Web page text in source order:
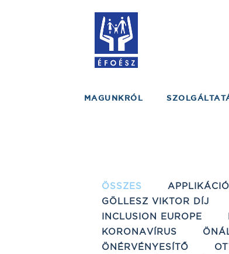
MAGUNKRÓL
ÖSSZES APPLIKÁCIÓ
GÖLLESZ VIKTOR DÍJ
INCLUSION EUROPE
KORONAVÍRUS
ÖNÉRVÉNYESÍTŐ